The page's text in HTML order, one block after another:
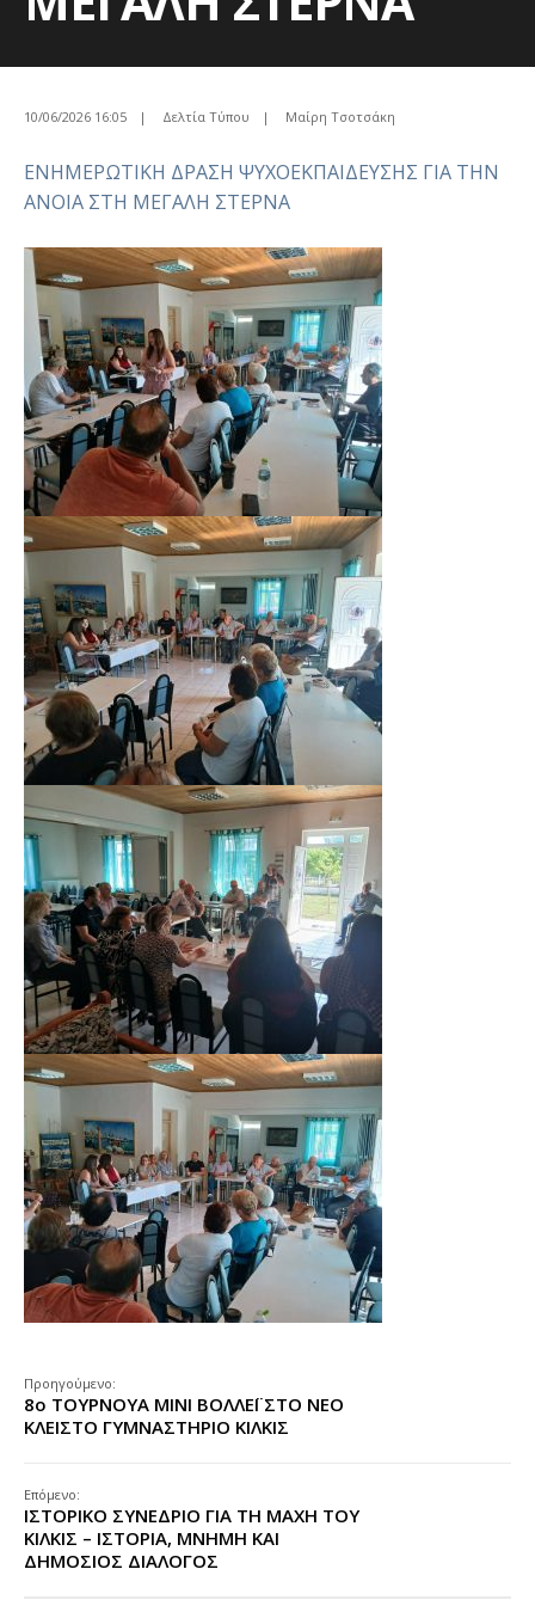
10/06/2026 16:05 | Δελτία Τύπου | Μαίρη Τσοτσάκη
ΕΝΗΜΕΡΩΤΙΚΗ ΔΡΑΣΗ ΨΥΧΟΕΚΠΑΙΔΕΥΣΗΣ ΓΙΑ ΤΗΝ
ΑΝΟΙΑ ΣΤΗ ΜΕΓΑΛΗ ΣΤΕΡΝΑ
Προηγούμενο:
8ο ΤΟΥΡΝΟΥΑ ΜΙΝΙ ΒΟΛΛΕΪ ΣΤΟ ΝΕΟ
ΚΛΕΙΣΤΟ ΓΥΜΝΑΣΤΗΡΙΟ ΚΙΛΚΙΣ
Επόμενο:
ΙΣΤΟΡΙΚΟ ΣΥΝΕΔΡΙΟ ΓΙΑ ΤΗ ΜΑΧΗ ΤΟΥ
ΚΙΛΚΙΣ – ΙΣΤΟΡΙΑ, ΜΝΗΜΗ ΚΑΙ
ΔΗΜΟΣΙΟΣ ΔΙΑΛΟΓΟΣ